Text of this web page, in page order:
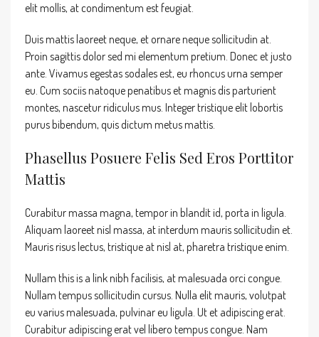
elit mollis, at condimentum est feugiat.
Duis mattis laoreet neque, et ornare neque sollicitudin at.
Proin sagittis dolor sed mi elementum pretium. Donec et justo
ante. Vivamus egestas sodales est, eu rhoncus urna semper
eu. Cum sociis natoque penatibus et magnis dis parturient
montes, nascetur ridiculus mus. Integer tristique elit lobortis
purus bibendum, quis dictum metus mattis.
Phasellus Posuere Felis Sed Eros Porttitor
Mattis
Curabitur massa magna, tempor in blandit id, porta in ligula.
Aliquam laoreet nisl massa, at interdum mauris sollicitudin et.
Mauris risus lectus, tristique at nisl at, pharetra tristique enim.
Nullam this is a link nibh facilisis, at malesuada orci congue.
Nullam tempus sollicitudin cursus. Nulla elit mauris, volutpat
eu varius malesuada, pulvinar eu ligula. Ut et adipiscing erat.
Curabitur adipiscing erat vel libero tempus congue. Nam